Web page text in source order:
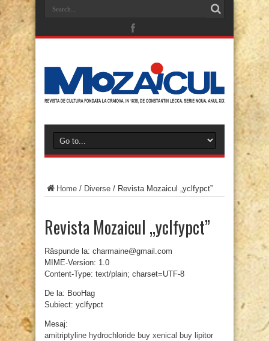
Home / Diverse / Revista Mozaicul „yclfypct”
Revista Mozaicul „yclfypct”
Răspunde la: charmaine@gmail.com
MIME-Version: 1.0
Content-Type: text/plain; charset=UTF-8
De la: BooHag
Subiect: yclfypct
Mesaj:
amitriptyline hydrochloride buy xenical buy lipitor